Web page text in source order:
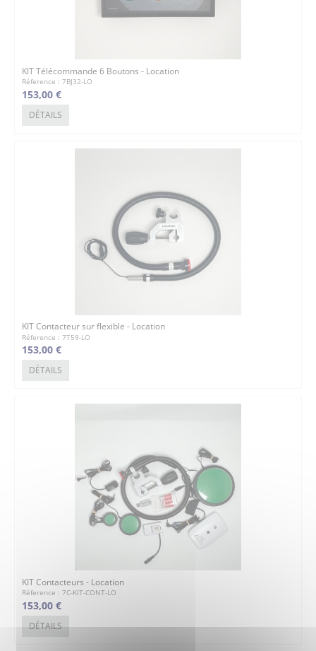
KIT Télécommande 6 Boutons - Location
Réference : 7BJ32-LO
153,00 €
DÉTAILS
KIT Contacteur sur flexible - Location
Réference : 7T59-LO
153,00 €
DÉTAILS
KIT Contacteurs - Location
Réference : 7C-KIT-CONT-LO
153,00 €
DÉTAILS